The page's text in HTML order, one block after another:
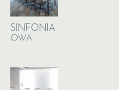
SINFONIA
OWA